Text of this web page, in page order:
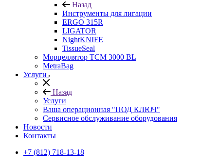
Назад
Инструменты для лигации
ERGO 315R
LIGATOR
NightKNIFE
TissueSeal
Морцеллятор ТСМ 3000 BL
MetraBag
Услуги
Назад
Услуги
Ваша операционная "ПОД КЛЮЧ"
Сервисное обслуживание оборудования
Новости
Контакты
+7 (812) 718-13-18